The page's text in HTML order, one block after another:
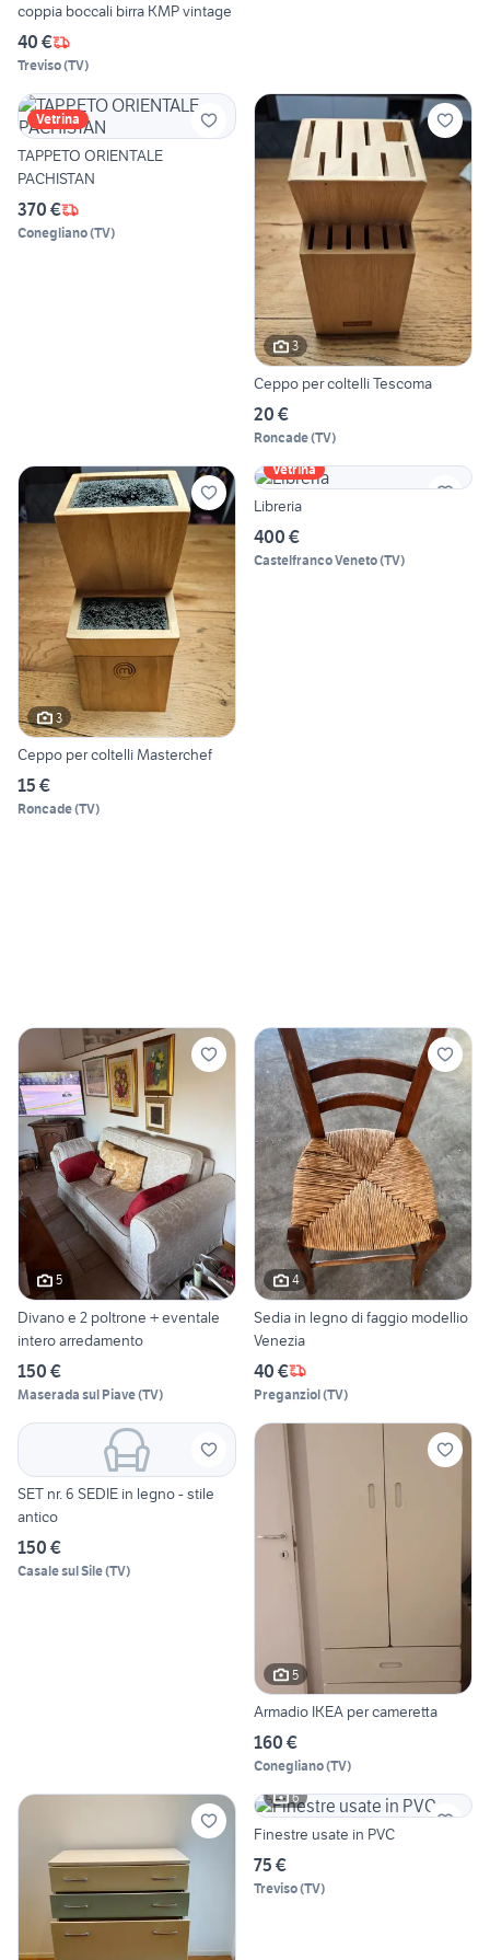
coppia boccali birra KMP vintage
40 €
Treviso(TV)
Vetrina
TAPPETO ORIENTALE
PACHISTAN
370 €
Conegliano(TV)
3
Ceppo per coltelli Tescoma
20 €
Roncade(TV)
3
Ceppo per coltelli Masterchef
15 €
Roncade(TV)
Vetrina
Libreria
400 €
Castelfranco Veneto(TV)
5
Divano e 2 poltrone + eventale
intero arredamento
150 €
Maserada sul Piave(TV)
4
Sedia in legno di faggio modellio
Venezia
40 €
Preganziol(TV)
SET nr. 6 SEDIE in legno - stile
antico
150 €
Casale sul Sile(TV)
5
Armadio IKEA per cameretta
160 €
Conegliano(TV)
6
Finestre usate in PVC
75 €
Treviso(TV)